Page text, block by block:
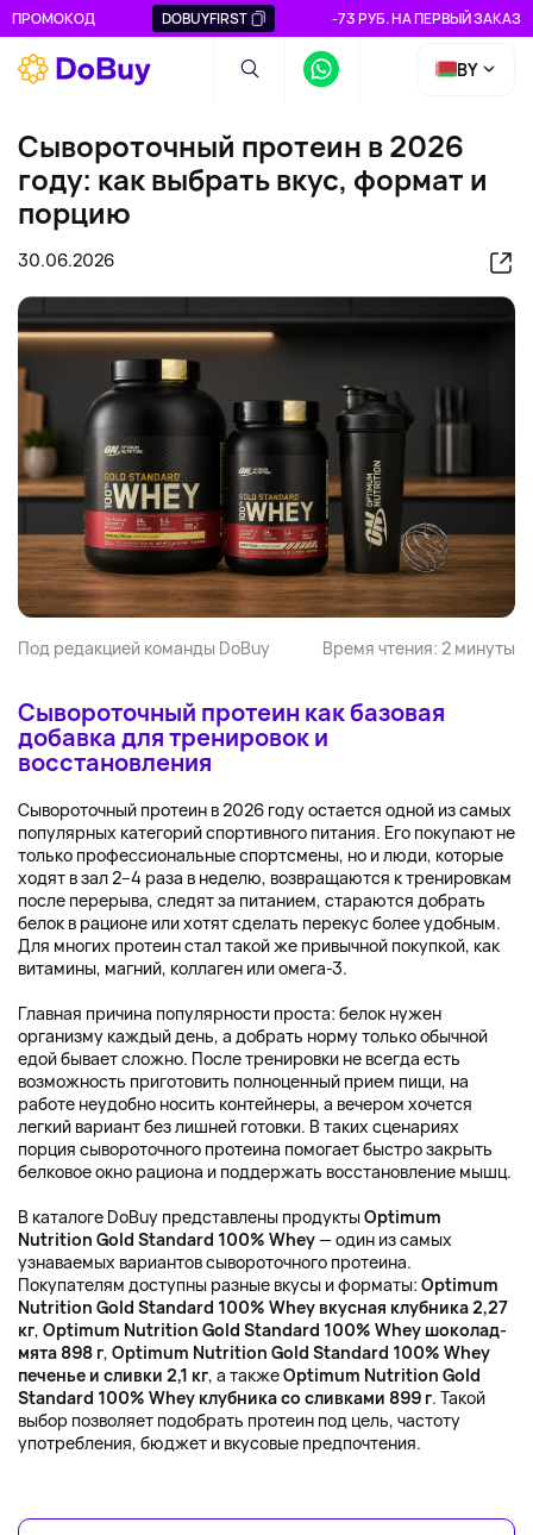
ПРОМОКОД DOBUYFIRST -73 РУБ. НА ПЕРВЫЙ ЗАКАЗ
BY
Сывороточный протеин в 2026
году: как выбрать вкус, формат и
порцию
30.06.2026
Под редакцией команды DoBuy Время чтения: 2 минуты
Сывороточный протеин как базовая
добавка для тренировок и
восстановления
Сывороточный протеин в 2026 году остается одной из самых
популярных категорий спортивного питания. Его покупают не
только профессиональные спортсмены, но и люди, которые
ходят в зал 2–4 раза в неделю, возвращаются к тренировкам
после перерыва, следят за питанием, стараются добрать
белок в рационе или хотят сделать перекус более удобным.
Для многих протеин стал такой же привычной покупкой, как
витамины, магний, коллаген или омега-3.
Главная причина популярности проста: белок нужен
организму каждый день, а добрать норму только обычной
едой бывает сложно. После тренировки не всегда есть
возможность приготовить полноценный прием пищи, на
работе неудобно носить контейнеры, а вечером хочется
легкий вариант без лишней готовки. В таких сценариях
порция сывороточного протеина помогает быстро закрыть
белковое окно рациона и поддержать восстановление мышц.
В каталоге DoBuy представлены продуктыOptimum
Nutrition Gold Standard 100% Whey— один из самых
узнаваемых вариантов сывороточного протеина.
Покупателям доступны разные вкусы и форматы: Optimum
Nutrition Gold Standard 100% Whey вкусная клубника 2,27
кг, Optimum Nutrition Gold Standard 100% Whey шоколад-
мята 898 г, Optimum Nutrition Gold Standard 100% Whey
печенье и сливки 2,1 кг, а такжеOptimum Nutrition Gold
Standard 100% Whey клубника со сливками 899 г. Такой
выбор позволяет подобрать протеин под цель, частоту
употребления, бюджет и вкусовые предпочтения.